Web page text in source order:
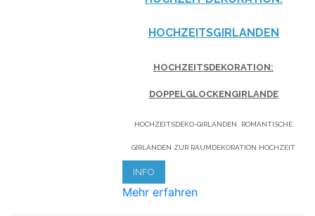
HOCHZEITSGIRLANDEN
HOCHZEITSDEKORATION:
DOPPELGLOCKENGIRLANDE
HOCHZEITSDEKO-GIRLANDEN. ROMANTISCHE
GIRLANDEN ZUR RAUMDEKORATION HOCHZEIT
INFO
Mehr erfahren